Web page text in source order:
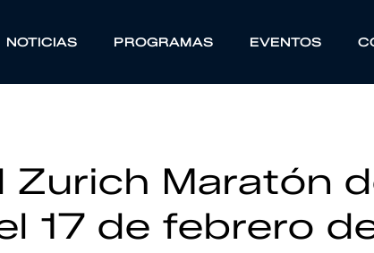
NOTICIAS PROGRAMAS EVENTOS
Zurich Maratón
17 de febrero